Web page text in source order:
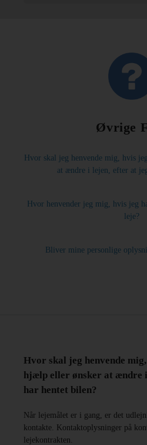
Øvrige
Hvor skal jeg henvende mig, hvis
at ændre i lejen, efter at
Hvor henvender jeg mig, hvis jeg
leje?
Bliver mine personlige
Hvor skal jeg henvende
hjælp eller ønsker at ændre
har hentet bilen?
Når lejemålet er i gang, er det
kontakte. Kontaktoplysninger på
lejekontrakten.